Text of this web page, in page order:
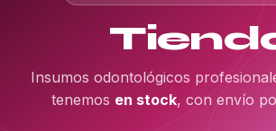
Insumos odontológicos
tenemos en stock, con envío